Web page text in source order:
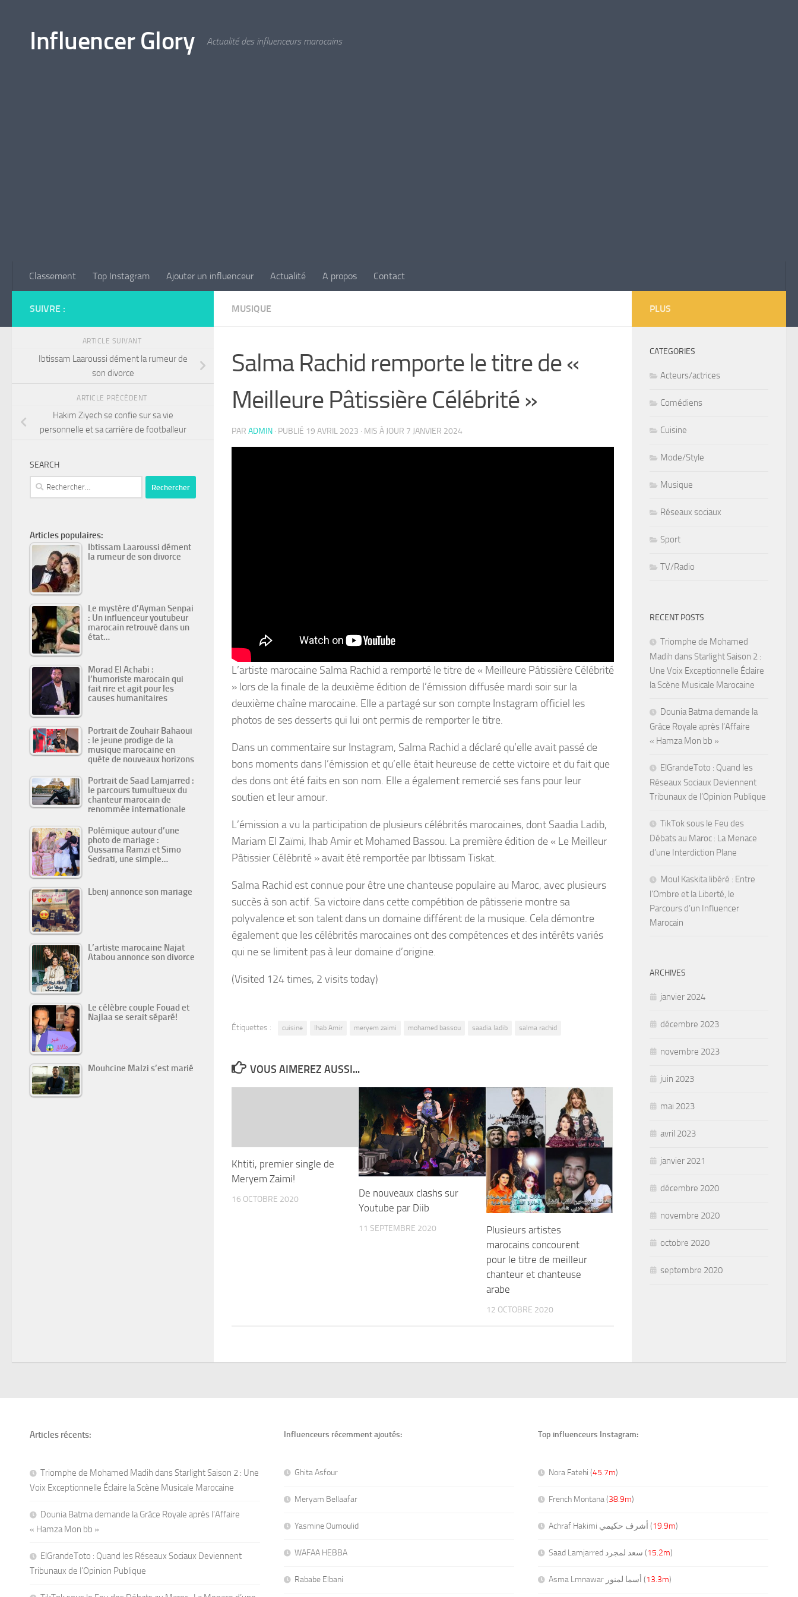
Influencer Glory Actualité des influenceurs marocains
Classement Top Instagram Ajouter un influenceur Actualité A propos Contact
MUSIQUE
Salma Rachid remporte le titre de «
Meilleure Pâtissière Célébrité »
PAR ADMIN · PUBLIÉ 19 AVRIL 2023 · MIS À JOUR 7 JANVIER 2024
L’artiste marocaine Salma Rachid a remporté le titre de « Meilleure Pâtissière Célébrité
» lors de la finale de la deuxième édition de l’émission diffusée mardi soir sur la
deuxième chaîne marocaine. Elle a partagé sur son compte Instagram officiel les
photos de ses desserts qui lui ont permis de remporter le titre.
Dans un commentaire sur Instagram, Salma Rachid a déclaré qu’elle avait passé de
bons moments dans l’émission et qu’elle était heureuse de cette victoire et du fait que
des dons ont été faits en son nom. Elle a également remercié ses fans pour leur
soutien et leur amour.
L’émission a vu la participation de plusieurs célébrités marocaines, dont Saadia Ladib,
Mariam El Zaïmi, Ihab Amir et Mohamed Bassou. La première édition de « Le Meilleur
Pâtissier Célébrité » avait été remportée par Ibtissam Tiskat.
Salma Rachid est connue pour être une chanteuse populaire au Maroc, avec plusieurs
succès à son actif. Sa victoire dans cette compétition de pâtisserie montre sa
polyvalence et son talent dans un domaine différent de la musique. Cela démontre
également que les célébrités marocaines ont des compétences et des intérêts variés
qui ne se limitent pas à leur domaine d’origine.
(Visited 124 times, 2 visits today)
Étiquettes : cuisine Ihab Amir meryem zaimi mohamed bassou saadia ladib salma rachid
VOUS AIMEREZ AUSSI...
Khtiti, premier single de
Meryem Zaimi!
16 OCTOBRE 2020
De nouveaux clashs sur
Youtube par Diib
11 SEPTEMBRE 2020
Plusieurs artistes
marocains concourent
pour le titre de meilleur
chanteur et chanteuse
arabe
12 OCTOBRE 2020
SUIVRE :
ARTICLE SUIVANT
Ibtissam Laaroussi dément la rumeur de
son divorce
ARTICLE PRÉCÉDENT
Hakim Ziyech se confie sur sa vie
personnelle et sa carrière de footballeur
SEARCH
Rechercher :
Articles populaires:
Ibtissam Laaroussi dément
la rumeur de son divorce
Le mystère d’Ayman Senpai
: Un influenceur youtubeur
marocain retrouvé dans un
état…
Morad El Achabi :
l’humoriste marocain qui
fait rire et agit pour les
causes humanitaires
Portrait de Zouhair Bahaoui
: le jeune prodige de la
musique marocaine en
quête de nouveaux horizons
Portrait de Saad Lamjarred :
le parcours tumultueux du
chanteur marocain de
renommée internationale
Polémique autour d’une
photo de mariage :
Oussama Ramzi et Simo
Sedrati, une simple…
Lbenj annonce son mariage
L’artiste marocaine Najat
Atabou annonce son divorce
Le célèbre couple Fouad et
Najlaa se serait séparé!
Mouhcine Malzi s’est marié
PLUS
CATEGORIES
Acteurs/actrices
Comédiens
Cuisine
Mode/Style
Musique
Réseaux sociaux
Sport
TV/Radio
RECENT POSTS
Triomphe de Mohamed
Madih dans Starlight Saison 2 :
Une Voix Exceptionnelle Éclaire
la Scène Musicale Marocaine
Dounia Batma demande la
Grâce Royale après l’Affaire
« Hamza Mon bb »
ElGrandeToto : Quand les
Réseaux Sociaux Deviennent
Tribunaux de l’Opinion Publique
TikTok sous le Feu des
Débats au Maroc : La Menace
d’une Interdiction Plane
Moul Kaskita libéré : Entre
l’Ombre et la Liberté, le
Parcours d’un Influencer
Marocain
ARCHIVES
janvier 2024
décembre 2023
novembre 2023
juin 2023
mai 2023
avril 2023
janvier 2021
décembre 2020
novembre 2020
octobre 2020
septembre 2020
Articles récents:
Triomphe de Mohamed Madih dans Starlight Saison 2 : Une
Voix Exceptionnelle Éclaire la Scène Musicale Marocaine
Dounia Batma demande la Grâce Royale après l’Affaire
« Hamza Mon bb »
ElGrandeToto : Quand les Réseaux Sociaux Deviennent
Tribunaux de l’Opinion Publique
Influenceurs récemment ajoutés:
Ghita Asfour
Meryam Bellaafar
Yasmine Oumoulid
WAFAA HEBBA
Rababe Elbani
Top influenceurs Instagram:
Nora Fatehi (45.7m)
French Montana (38.9m)
Achraf Hakimi أشرف حكيمي ( 19.9m)
Saad Lamjarred سعد لمجرد ( 15.2m)
Asma Lmnawar أسما لمنور ( 13.3m)